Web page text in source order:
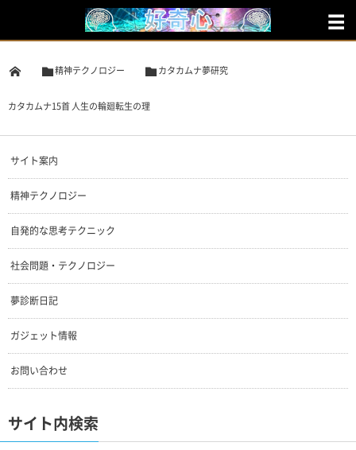
精神テクノロジー カタカムナ夢研究
カタカムナ15首 人生の輪廻転生の理
サイト案内
精神テクノロジー
自発的な思考テクニック
社会問題・テクノロジー
夢診断日記
ガジェット情報
お問い合わせ
サイト内検索